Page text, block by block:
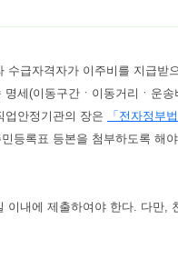
수급자격자가 이주비를 지급받
세(이동구간ㆍ이동거리ㆍ운
업안정기관의 장은
「전자정부법
등록표 등본을 첨부하도록 해
내에 제출하여야 한다. 다만,